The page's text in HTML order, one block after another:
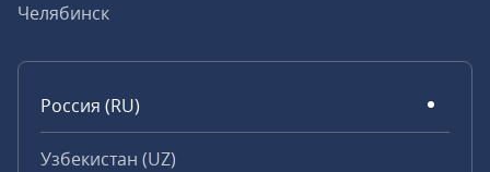
Челябинск
Россия (RU)
Узбекистан (UZ)